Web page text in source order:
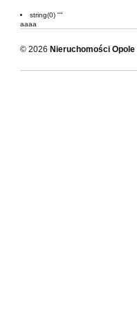
string(0) ""
aaaa
© 2026 Nieruchomości Opole